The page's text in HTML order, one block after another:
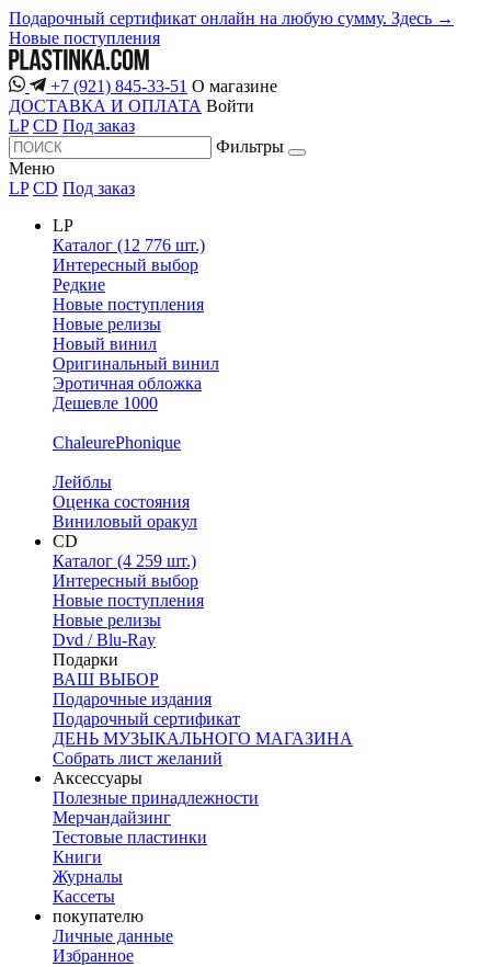
Подарочный сертификат онлайн на любую сумму. Здесь →
Новые поступления
+7 (921) 845-33-51 О магазине
ДОСТАВКА И ОПЛАТА Войти
LP CD Под заказ
Фильтры
Меню
LP CD Под заказ
LP
Каталог (12 776 шт.)
Интересный выбор
Редкие
Новые поступления
Новые релизы
Новый винил
Оригинальный винил
Эротичная обложка
Дешевле 1000
ChaleurePhonique
Лейблы
Оценка состояния
Виниловый оракул
CD
Каталог (4 259 шт.)
Интересный выбор
Новые поступления
Новые релизы
Dvd / Blu-Ray
Подарки
ВАШ ВЫБОР
Подарочные издания
Подарочный сертификат
ДЕНЬ МУЗЫКАЛЬНОГО МАГАЗИНА
Собрать лист желаний
Аксессуары
Полезные принадлежности
Мерчандайзинг
Тестовые пластинки
Книги
Журналы
Кассеты
покупателю
Личные данные
Избранное